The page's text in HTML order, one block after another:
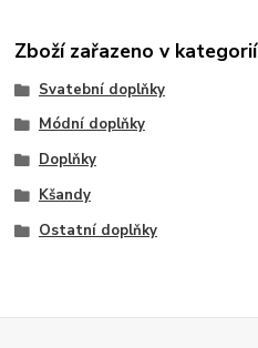
Zboží zařazeno v
Svatební doplňky
Módní doplňky
Doplňky
Kšandy
Ostatní doplňky